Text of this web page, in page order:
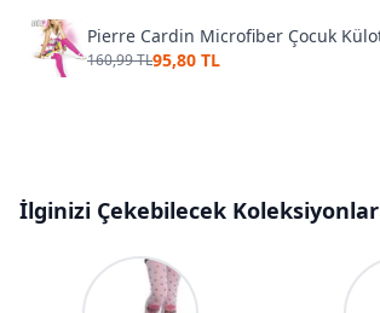
160,99 TL95,80 TL
İlginizi Çekebilecek Koleksiyonlar